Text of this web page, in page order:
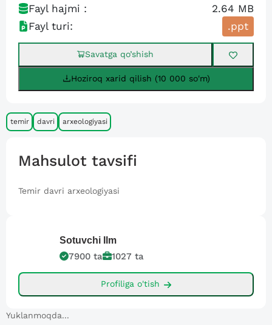
Fayl hajmi :
2.64 MB
Fayl turi:
.ppt
Savatga qo’shish
Hoziroq xarid qilish (10 000 so'm)
temir davri arxeologiyasi
Mahsulot tavsifi
Temir davri arxeologiyasi
Sotuvchi Ilm
7900 ta 1027 ta
Profiliga o'tish
Yuklanmoqda...